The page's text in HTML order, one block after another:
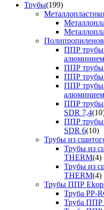
Трубы(199)
ППР трубы
алюминием
ППР трубы
ППР трубы
ППР трубы
алюминием
ППР трубы
SDR 7,4
ППР трубы
SDR 6(10)
Трубы из
Трубы из
THERM(4)
Трубы из
THERM(4)
Трубы ППР
Труба PP-
Труба ППР